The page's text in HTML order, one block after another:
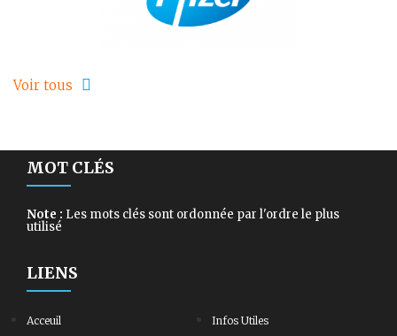
Voir tous
MOT CLÉS
Note : Les mots clés sont ordonnée par l'ordre le plus
utilisé
LIENS
Acceuil
Infos Utiles